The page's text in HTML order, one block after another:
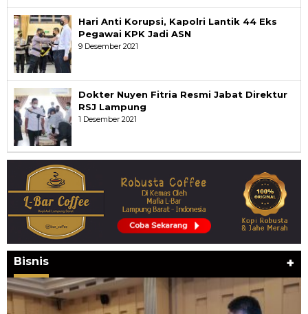
Hari Anti Korupsi, Kapolri Lantik 44 Eks
Pegawai KPK Jadi ASN
9 Desember 2021
Dokter Nuyen Fitria Resmi Jabat Direktur
RSJ Lampung
1 Desember 2021
Bisnis +